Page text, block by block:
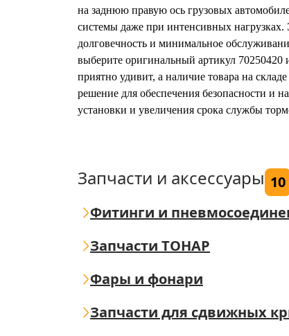
на заднюю правую ось грузовых
системы даже при интенсивных нагрузках.
долговечность и минимальное
выберите оригинальный артикул 70250420
приятно удивит, а наличие товара на
решение для обеспечения безопасности и
установки и увеличения срока службы
Запчасти и аксессуары 10
Фитинги и
Запчасти ТОНАР
Фары и фонари
Запчасти для сдвижных